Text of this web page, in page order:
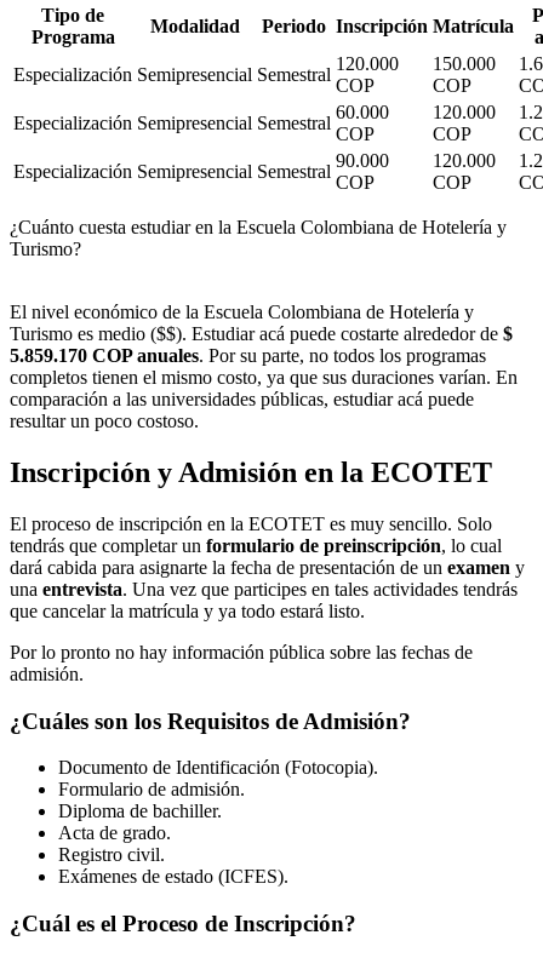
Tipo de
Programa
Modalidad Periodo Inscripción Matrícula
Especialización Semipresencial Semestral
120.000
COP
150.000
COP
Especialización Semipresencial Semestral
60.000
COP
120.000
COP
Especialización Semipresencial Semestral
90.000
COP
120.000
COP
¿Cuánto cuesta estudiar en la Escuela Colombiana de Hotelería y
Turismo?
El nivel económico de la Escuela Colombiana de Hotelería y
Turismo es medio ($$). Estudiar acá puede costarte alrededor de $
5.859.170 COP anuales. Por su parte, no todos los programas
completos tienen el mismo costo, ya que sus duraciones varían. En
comparación a las universidades públicas, estudiar acá puede
resultar un poco costoso.
Inscripción y Admisión en la ECOTET
El proceso de inscripción en la ECOTET es muy sencillo. Solo
tendrás que completar un formulario de preinscripción, lo cual
dará cabida para asignarte la fecha de presentación de un examen y
una entrevista. Una vez que participes en tales actividades tendrás
que cancelar la matrícula y ya todo estará listo.
Por lo pronto no hay información pública sobre las fechas de
admisión.
¿Cuáles son los Requisitos de Admisión?
Documento de Identificación (Fotocopia).
Formulario de admisión.
Diploma de bachiller.
Acta de grado.
Registro civil.
Exámenes de estado (ICFES).
¿Cuál es el Proceso de Inscripción?